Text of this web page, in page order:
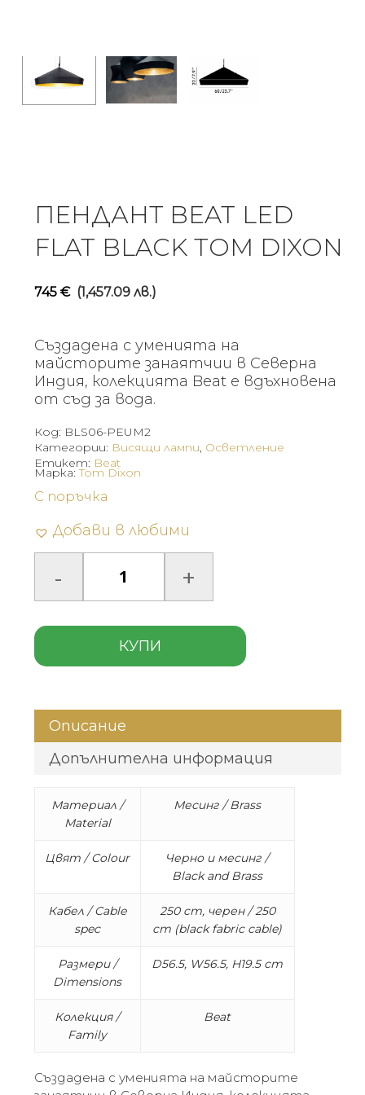
ПЕНДАНТ BEAT LED
FLAT BLACK TOM DIXON
745 € (1,457.09 лв.)
Създадена с уменията на
майсторите занаятчии в Северна
Индия, колекцията Beat е вдъхновена
от съд за вода.
Код: BLS06-PEUM2
Категории: Висящи лампи, Осветление
Етикет: Beat
С поръчка
Добави в любими
КУПИ
Марка:Tom Dixon
Описание
Допълнителна информация
Материал /
Material
Месинг / Brass
Цвят / Colour
Черно и месинг /
Black and Brass
Кабел / Cable
spec
250 cm, черен / 250
cm (black fabric cable)
Размери /
Dimensions
D56.5, W56.5, H19.5 cm
Колекция /
Family
Beat
Създадена с уменията на майсторите